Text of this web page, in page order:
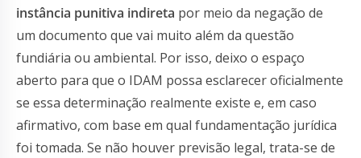
instância punitiva indireta por meio da negação de
um documento que vai muito além da questão
fundiária ou ambiental. Por isso, deixo o espaço
aberto para que o IDAM possa esclarecer oficialmente
se essa determinação realmente existe e, em caso
afirmativo, com base em qual fundamentação jurídica
foi tomada. Se não houver previsão legal, trata-se de